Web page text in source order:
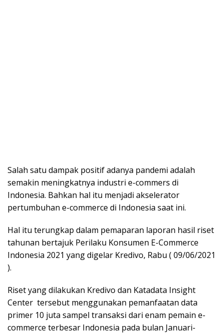
Salah satu dampak positif adanya pandemi adalah
semakin meningkatnya industri e-commers di
Indonesia. Bahkan hal itu menjadi akselerator
pertumbuhan e-commerce di Indonesia saat ini.
Hal itu terungkap dalam pemaparan laporan hasil riset
tahunan bertajuk Perilaku Konsumen E-Commerce
Indonesia 2021 yang digelar Kredivo, Rabu ( 09/06/2021
).
Riset yang dilakukan Kredivo dan Katadata Insight
Center tersebut menggunakan pemanfaatan data
primer 10 juta sampel transaksi dari enam pemain e-
commerce terbesar Indonesia pada bulan Januari-